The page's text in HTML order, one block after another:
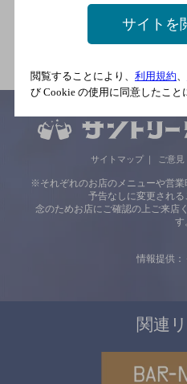
鉄
ジ
サイトマップ ご意見
※それぞれのお店のメニューや営業
予告なしに変更される
念のためお店にご確認の上ご来店
す
情報提供：
関連
サイトを
閲覧することにより、 利用規約、
び Cookie の使用に同意したこと